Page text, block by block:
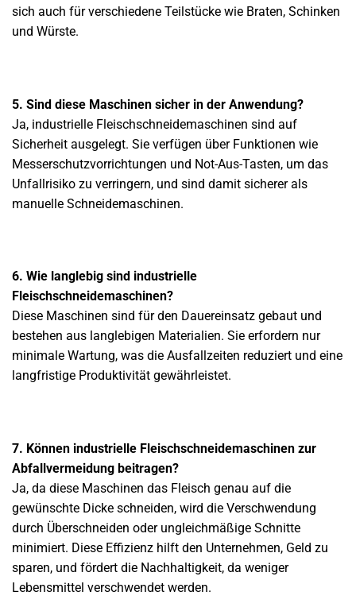
sich auch für verschiedene Teilstücke wie Braten, Schinken
und Würste.
5. Sind diese Maschinen sicher in der Anwendung?
Ja, industrielle Fleischschneidemaschinen sind auf
Sicherheit ausgelegt. Sie verfügen über Funktionen wie
Messerschutzvorrichtungen und Not-Aus-Tasten, um das
Unfallrisiko zu verringern, und sind damit sicherer als
manuelle Schneidemaschinen.
6. Wie langlebig sind industrielle
Fleischschneidemaschinen?
Diese Maschinen sind für den Dauereinsatz gebaut und
bestehen aus langlebigen Materialien. Sie erfordern nur
minimale Wartung, was die Ausfallzeiten reduziert und eine
langfristige Produktivität gewährleistet.
7. Können industrielle Fleischschneidemaschinen zur
Abfallvermeidung beitragen?
Ja, da diese Maschinen das Fleisch genau auf die
gewünschte Dicke schneiden, wird die Verschwendung
durch Überschneiden oder ungleichmäßige Schnitte
minimiert. Diese Effizienz hilft den Unternehmen, Geld zu
sparen, und fördert die Nachhaltigkeit, da weniger
Lebensmittel verschwendet werden.